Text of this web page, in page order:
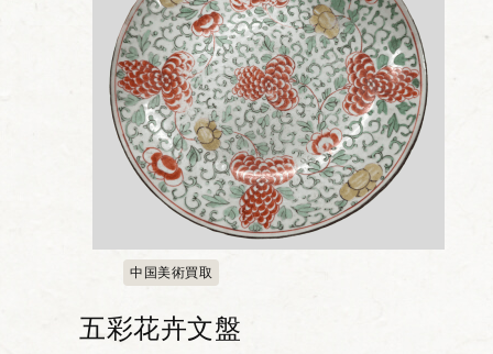
中国美術買取
五彩花卉文盤